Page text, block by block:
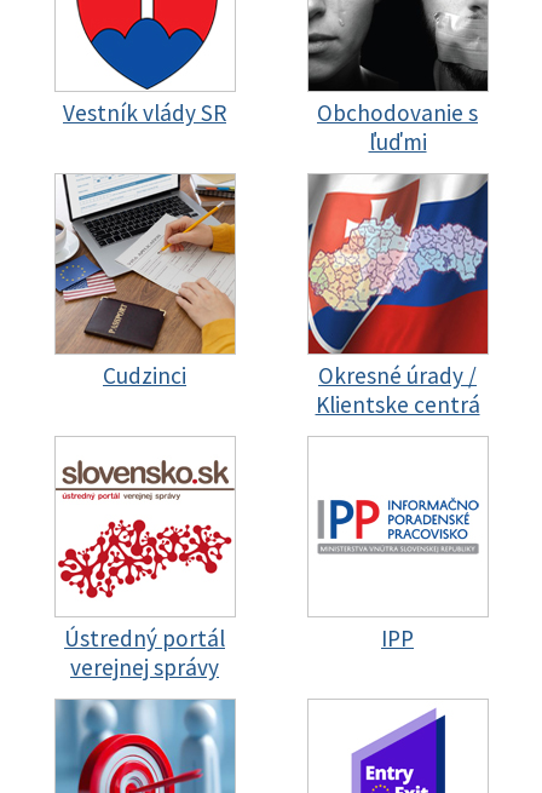
Vestník vlády SR
Obchodovanie s
ľuďmi
Cudzinci
Okresné úrady /
Klientske centrá
Ústredný portál
verejnej správy
IPP